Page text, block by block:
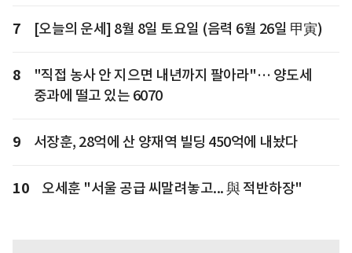
7 [오늘의 운세] 8월 8일 토요일 (음력 6월 26일 甲寅)
8
"직접 농사 안 지으면 내년까지 팔아라"… 양도세
중과에 떨고 있는 6070
9 서장훈, 28억에 산 양재역 빌딩 450억에 내놨다
10 오세훈 "서울 공급 씨말려놓고... 與 적반하장"